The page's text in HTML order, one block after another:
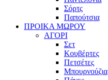
Σόρτς
Παπούτσια
ΠΡΟΙΚΑ ΜΩΡΟΥ
ΑΓΟΡΙ
Σετ
Κουβέρτες
Πετσέτες
Μπουρνούζια